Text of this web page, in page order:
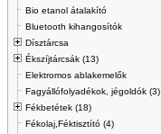
Bio etanol átalakító
Bluetooth kihangosítók
Dísztárcsa
Ékszíjtárcsák (13)
Elektromos ablakemelők
Fagyállófolyadékok, jégoldók (3)
Fékbetétek (18)
Fékolaj,Féktisztító (4)